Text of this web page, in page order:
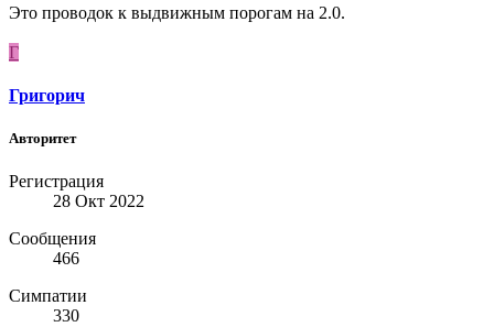
Это проводок к выдвижным порогам на 2.0.
Г
Григорич
Авторитет
Регистрация
28 Окт 2022
Сообщения
466
Симпатии
330